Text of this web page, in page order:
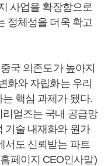
사업을 확장함으로
정체성을 더욱 확고
국 의존도가 높아지
화와 자립화는 우리
핵심 과제가 됐다.
얼즈는 국내 공급망
기술 내재화와 원가
서도 신뢰받는 파트
페이지 CEO인사말)